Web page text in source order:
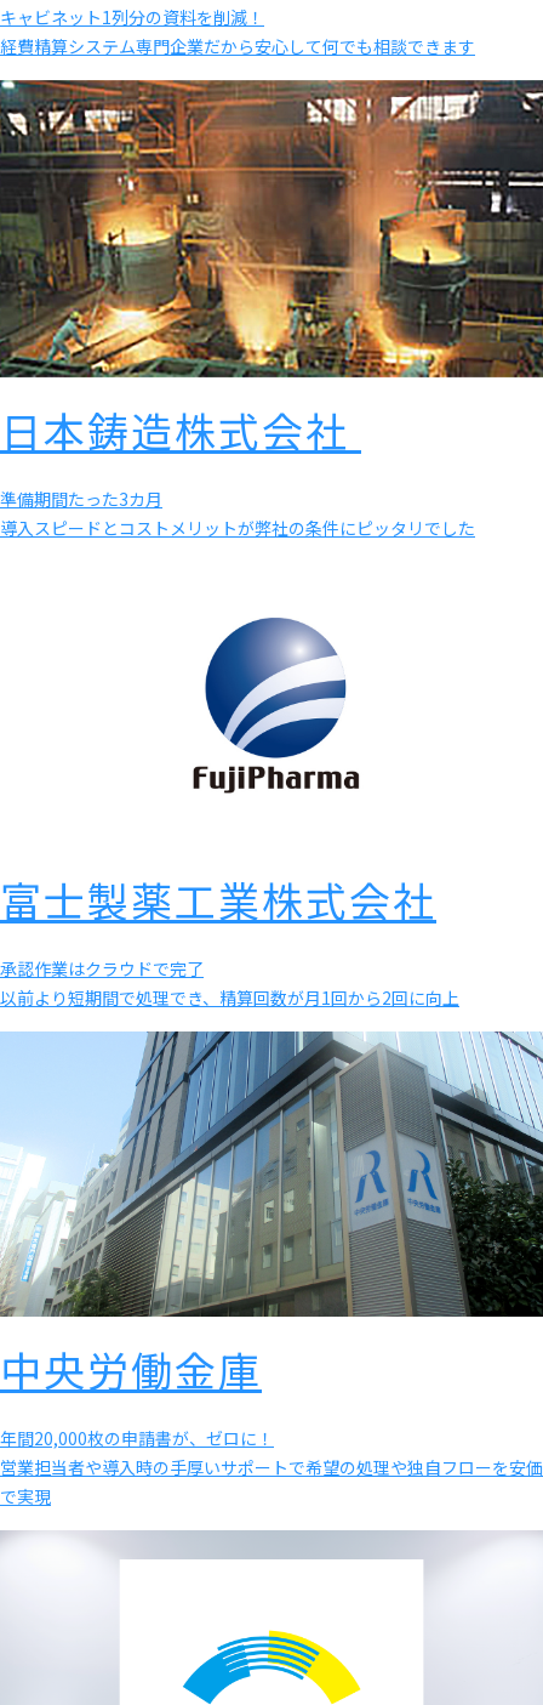
キャビネット1列分の資料を削減！
経費精算システム専門企業だから安心して何でも相談できます
日本鋳造株式会社
準備期間たった3カ月
導入スピードとコストメリットが弊社の条件にピッタリでした
富士製薬工業株式会社
承認作業はクラウドで完了
以前より短期間で処理でき、精算回数が月1回から2回に向上
中央労働金庫
年間20,000枚の申請書が、ゼロに！
営業担当者や導入時の手厚いサポートで希望の処理や独自フローを安価
で実現